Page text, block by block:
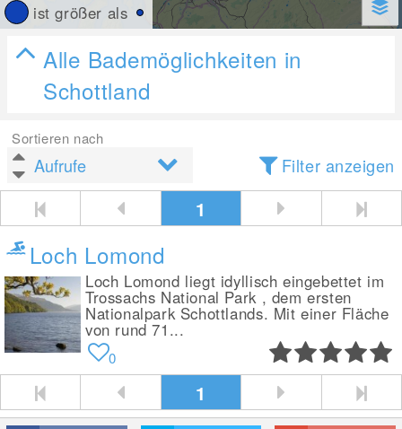
ist größer als
Alle Bademöglichkeiten in
Schottland
Sortieren nach
Filter anzeigen
1
Loch Lomond
Loch Lomond liegt idyllisch eingebettet im
Trossachs National Park , dem ersten
Nationalpark Schottlands. Mit einer Fläche
von rund 71...
0
1